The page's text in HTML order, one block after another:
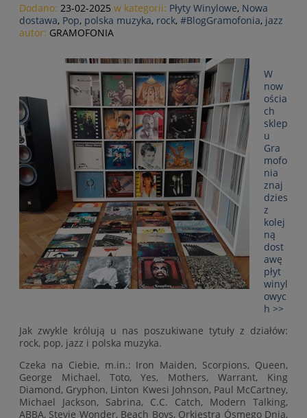
Dodano: 23-02-2025 w kategorii: Płyty Winylowe, Nowa
dostawa, Pop, polska muzyka, rock, #BlogGramofonia, jazz
autor: GRAMOFONIA
W
now
ościa
ch
sklep
u
Gra
mofo
nia
znaj
dzies
z
kolej
ną
dost
awę
płyt
winyl
owyc
h >>
Jak zwykle królują u nas poszukiwane tytuły z działów:
rock, pop, jazz i polska muzyka.
Czeka na Ciebie, m.in.: Iron Maiden, Scorpions, Queen,
George Michael, Toto, Yes, Mothers, Warrant, King
Diamond, Gryphon, Linton Kwesi Johnson, Paul McCartney,
Michael Jackson, Sabrina, C.C. Catch, Modern Talking,
ABBA, Stevie Wonder, Beach Boys, Orkiestra Ósmego Dnia,